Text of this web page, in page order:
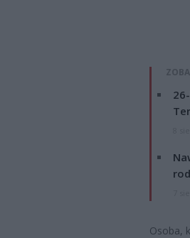
Osoba,